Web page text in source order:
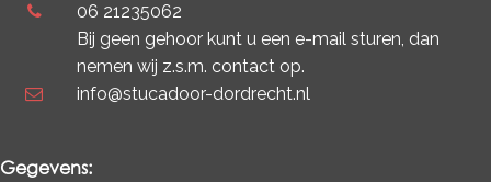
06 21235062
Bij geen gehoor kunt u een e-mail sturen, dan
nemen wij z.s.m. contact op.
info@stucadoor-dordrecht.nl
Gegevens: